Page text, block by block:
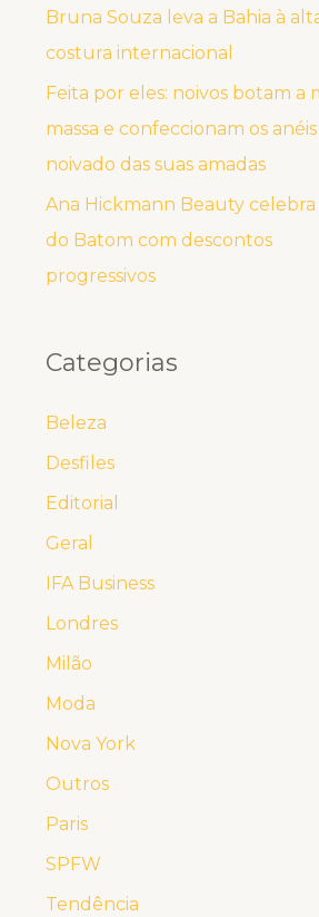
Bruna Souza leva a Bahia à
costura internacional
Feita por eles: noivos botam a
massa e confeccionam os
noivado das suas amadas
Ana Hickmann Beauty celebra
do Batom com descontos
progressivos
Categorias
Beleza
Desfiles
Editorial
Geral
IFA Business
Londres
Milão
Moda
Nova York
Outros
Paris
SPFW
Tendência